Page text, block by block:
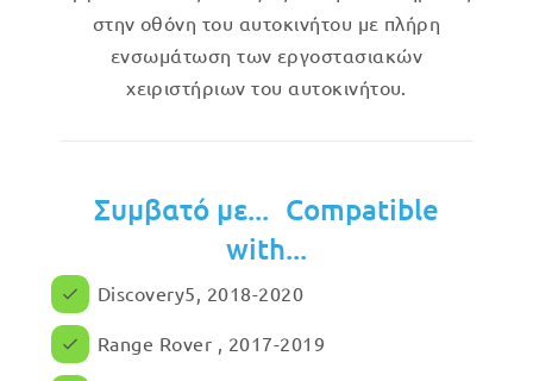
στην οθόνη του αυτοκινήτου με πλήρη
ενσωμάτωση των εργοστασιακών
χειριστήριων του αυτοκινήτου.
Συμβατό με... Compatible
with...
Discovery5, 2018-2020
Range Rover , 2017-2019